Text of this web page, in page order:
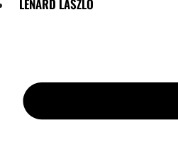
LÉNÁRD LÁSZLÓ